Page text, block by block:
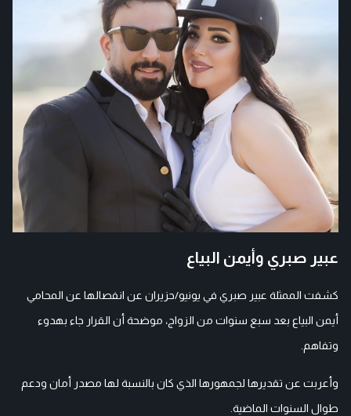
عبير صبري وأيمن البياع
كشفت الممثلة عبير صبري في يونيو/حزيران عن انفصالها عن المحامي
أيمن البياع بعد سبع سنوات من الزواج، موضحة أن القرار جاء بهدوء
وتفاهم.
وأعربت عن تقديرها لجمهورها الذي كان بالنسبة لها مصدر أمان ودعم
طوال السنوات الماضية.